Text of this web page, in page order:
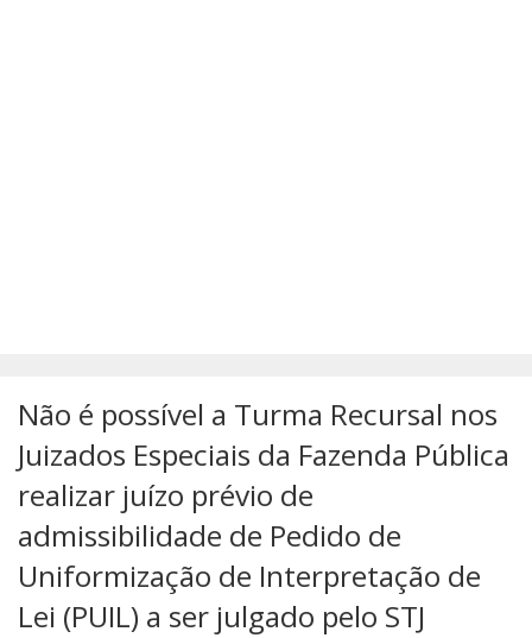
Não é possível a Turma Recursal nos
Juizados Especiais da Fazenda Pública
realizar juízo prévio de
admissibilidade de Pedido de
Uniformização de Interpretação de
Lei (PUIL) a ser julgado pelo STJ